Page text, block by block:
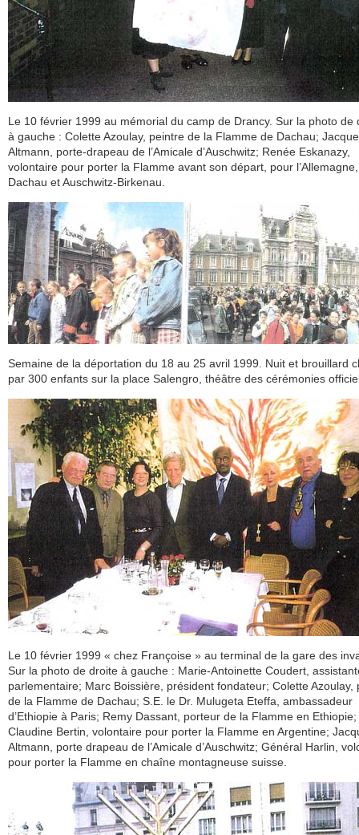
Le 10 février 1999 au mémorial du camp de Drancy. Sur la photo de
à gauche : Colette Azoulay, peintre de la Flamme de Dachau;
Altmann, porte-drapeau de l’Amicale d’Auschwitz; Renée Eskanazy,
volontaire pour porter la Flamme avant son départ, pour
Dachau et Auschwitz-Birkenau.
Semaine de la déportation du 18 au 25 avril 1999. Nuit et brouillard
par 300 enfants sur la place Salengro, théâtre des cérémonies
Le 10 février 1999 « chez Françoise » au terminal de la gare des
Sur la photo de droite à gauche : Marie-Antoinette Coudert,
parlementaire; Marc Boissière, président fondateur; Colette Azoulay,
de la Flamme de Dachau; S.E. le Dr. Mulugeta Eteffa, ambassadeur
d’Ethiopie à Paris; Remy Dassant, porteur de la Flamme en Ethiopie;
Claudine Bertin, volontaire pour porter la Flamme en Argentine;
Altmann, porte drapeau de l’Amicale d’Auschwitz; Général Harlin,
pour porter la Flamme en chaîne montagneuse suisse.